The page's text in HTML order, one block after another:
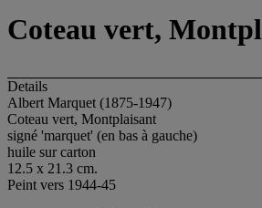
Coteau vert,
Details
Albert Marquet (1875-1947)
Coteau vert, Montplaisant
signé 'marquet' (en bas à gauche)
huile sur carton
12.5 x 21.3 cm.
Peint vers 1944-45